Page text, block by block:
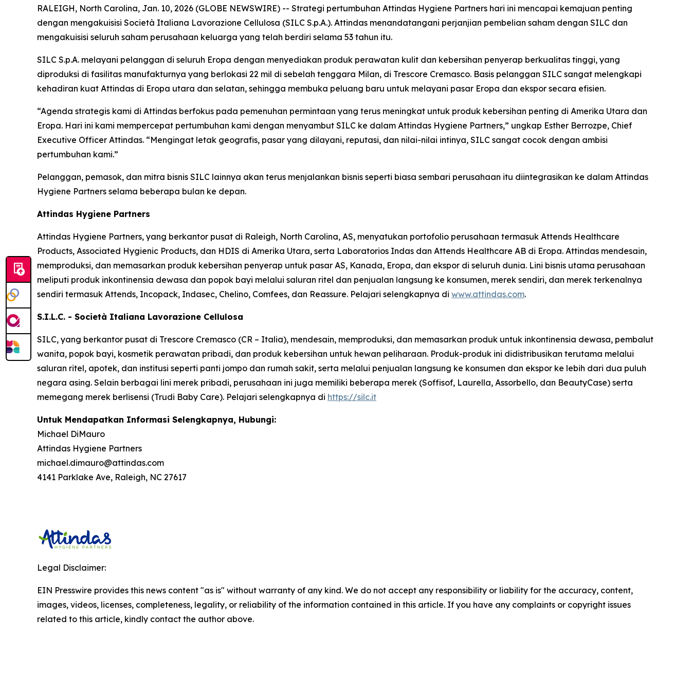
RALEIGH, North Carolina, Jan. 10, 2026 (GLOBE NEWSWIRE) -- Strategi pertumbuhan Attindas Hygiene Partners hari ini mencapai kemajuan penting
dengan mengakuisisi Società Italiana Lavorazione Cellulosa (SILC S.p.A.). Attindas menandatangani perjanjian pembelian saham dengan SILC dan
mengakuisisi seluruh saham perusahaan keluarga yang telah berdiri selama 53 tahun itu.
SILC S.p.A. melayani pelanggan di seluruh Eropa dengan menyediakan produk perawatan kulit dan kebersihan penyerap berkualitas tinggi, yang
diproduksi di fasilitas manufakturnya yang berlokasi 22 mil di sebelah tenggara Milan, di Trescore Cremasco. Basis pelanggan SILC sangat melengkapi
kehadiran kuat Attindas di Eropa utara dan selatan, sehingga membuka peluang baru untuk melayani pasar Eropa dan ekspor secara efisien.
“Agenda strategis kami di Attindas berfokus pada pemenuhan permintaan yang terus meningkat untuk produk kebersihan penting di Amerika Utara dan
Eropa. Hari ini kami mempercepat pertumbuhan kami dengan menyambut SILC ke dalam Attindas Hygiene Partners,” ungkap Esther Berrozpe, Chief
Executive Officer Attindas. “Mengingat letak geografis, pasar yang dilayani, reputasi, dan nilai-nilai intinya, SILC sangat cocok dengan ambisi
pertumbuhan kami.”
Pelanggan, pemasok, dan mitra bisnis SILC lainnya akan terus menjalankan bisnis seperti biasa sembari perusahaan itu diintegrasikan ke dalam Attindas
Hygiene Partners selama beberapa bulan ke depan.
Attindas Hygiene Partners
Attindas Hygiene Partners, yang berkantor pusat di Raleigh, North Carolina, AS, menyatukan portofolio perusahaan termasuk Attends Healthcare
Products, Associated Hygienic Products, dan HDIS di Amerika Utara, serta Laboratorios Indas dan Attends Healthcare AB di Eropa. Attindas mendesain,
memproduksi, dan memasarkan produk kebersihan penyerap untuk pasar AS, Kanada, Eropa, dan ekspor di seluruh dunia. Lini bisnis utama perusahaan
meliputi produk inkontinensia dewasa dan popok bayi melalui saluran ritel dan penjualan langsung ke konsumen, merek sendiri, dan merek terkenalnya
sendiri termasuk Attends, Incopack, Indasec, Chelino, Comfees, dan Reassure. Pelajari selengkapnya di www.attindas.com.
S.I.L.C. - Società Italiana Lavorazione Cellulosa
SILC, yang berkantor pusat di Trescore Cremasco (CR – Italia), mendesain, memproduksi, dan memasarkan produk untuk inkontinensia dewasa, pembalut
wanita, popok bayi, kosmetik perawatan pribadi, dan produk kebersihan untuk hewan peliharaan. Produk-produk ini didistribusikan terutama melalui
saluran ritel, apotek, dan institusi seperti panti jompo dan rumah sakit, serta melalui penjualan langsung ke konsumen dan ekspor ke lebih dari dua puluh
negara asing. Selain berbagai lini merek pribadi, perusahaan ini juga memiliki beberapa merek (Soffisof, Laurella, Assorbello, dan BeautyCase) serta
memegang merek berlisensi (Trudi Baby Care). Pelajari selengkapnya di https://silc.it
Untuk Mendapatkan Informasi Selengkapnya, Hubungi:
Michael DiMauro
Attindas Hygiene Partners
michael.dimauro@attindas.com
4141 Parklake Ave, Raleigh, NC 27617
Legal Disclaimer:
EIN Presswire provides this news content "as is" without warranty of any kind. We do not accept any responsibility or liability for the accuracy, content,
images, videos, licenses, completeness, legality, or reliability of the information contained in this article. If you have any complaints or copyright issues
related to this article, kindly contact the author above.